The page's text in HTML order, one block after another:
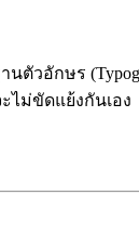
นตัวอักษร
ไม่ขัดแย้งกันเอง